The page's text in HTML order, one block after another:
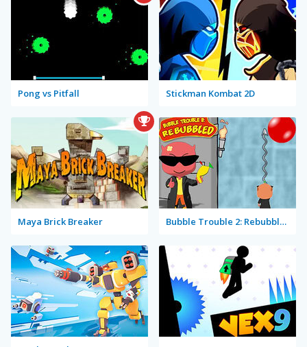
Pong vs Pitfall Stickman Kombat 2D
Maya Brick Breaker Bubble Trouble 2: Rebubbled